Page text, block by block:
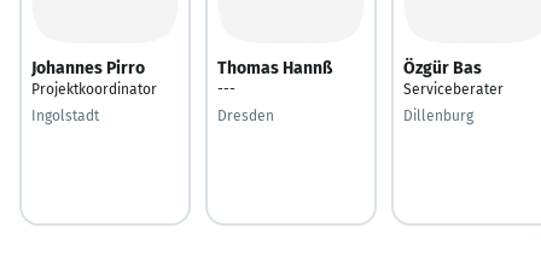
Johannes Pirro
Projektkoordinator
Ingolstadt
Thomas Hannß
---
Dresden
Özgür Bas
Serviceberater
Dillenburg